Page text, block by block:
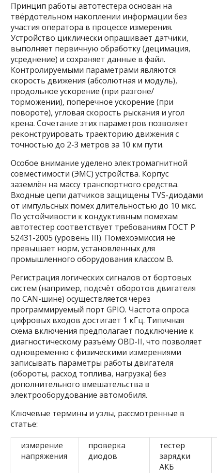
Принцип работы автотестера основан на
твёрдотельном накоплении информации без
участия оператора в процессе измерения.
Устройство циклически опрашивает датчики,
выполняет первичную обработку (децимация,
усреднение) и сохраняет данные в файл.
Контролируемыми параметрами являются
скорость движения (абсолютная и модуль),
продольное ускорение (при разгоне/
торможении), поперечное ускорение (при
повороте), угловая скорость рыскания и угол
крена. Сочетание этих параметров позволяет
реконструировать траекторию движения с
точностью до 2-3 метров за 10 км пути.
Особое внимание уделено электромагнитной
совместимости (ЭМС) устройства. Корпус
заземлён на массу транспортного средства.
Входные цепи датчиков защищены TVS-диодами
от импульсных помех длительностью до 10 мкс.
По устойчивости к кондуктивным помехам
автотестер соответствует требованиям ГОСТ Р
52431-2005 (уровень III). Помехоэмиссия не
превышает норм, установленных для
промышленного оборудования классом B.
Регистрация логических сигналов от бортовых
систем (например, подсчёт оборотов двигателя
по CAN-шине) осуществляется через
программируемый порт GPIO. Частота опроса
цифровых входов достигает 1 кГц. Типичная
схема включения предполагает подключение к
диагностическому разъёму OBD-II, что позволяет
одновременно с физическими измерениями
записывать параметры работы двигателя
(обороты, расход топлива, нагрузка) без
дополнительного вмешательства в
электрооборудование автомобиля.
Ключевые термины и узлы, рассмотренные в
статье:
измерение
напряжения
проверка
диодов
тестер
зарядки
АКБ